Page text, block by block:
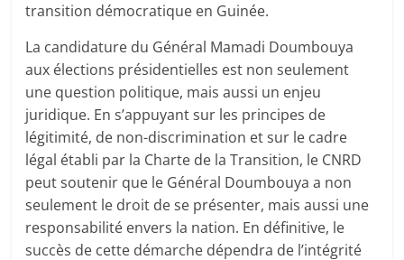
transition démocratique en Guinée.
La candidature du Général Mamadi Doumbouya
aux élections présidentielles est non seulement
une question politique, mais aussi un enjeu
juridique. En s’appuyant sur les principes de
légitimité, de non-discrimination et sur le cadre
légal établi par la Charte de la Transition, le CNRD
peut soutenir que le Général Doumbouya a non
seulement le droit de se présenter, mais aussi une
responsabilité envers la nation. En définitive, le
succès de cette démarche dépendra de l’intégrité